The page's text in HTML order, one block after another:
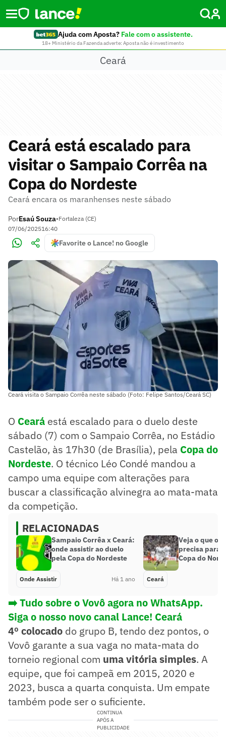
Ajuda com Aposta? Fale com o assistente.
18+ Ministério da Fazenda adverte: Aposta não é investimento
Ceará
Ceará está escalado para
visitar o Sampaio Corrêa na
Copa do Nordeste
Ceará encara os maranhenses neste sábado
PorEsaú Souza•Fortaleza (CE)
07/06/202516:40
Favorite o Lance! no Google
Ceará visita o Sampaio Corrêa neste sábado (Foto: Felipe Santos/Ceará SC)
O Ceará está escalado para o duelo deste
sábado (7) com o Sampaio Corrêa, no Estádio
Castelão, às 17h30 (de Brasília), pela Copa do
Nordeste. O técnico Léo Condé mandou a
campo uma equipe com alterações para
buscar a classificação alvinegra ao mata-mata
da competição.
RELACIONADAS
Sampaio Corrêa x Ceará:
onde assistir ao duelo
pela Copa do Nordeste
Onde Assistir Há 1 ano
Veja o que o
precisa para
Copa do
Ceará
➡️ Tudo sobre o Vovô agora no WhatsApp.
Siga o nosso novo canal Lance! Ceará
4º colocado do grupo B, tendo dez pontos, o
Vovô garante a sua vaga no mata-mata do
torneio regional com uma vitória simples. A
equipe, que foi campeã em 2015, 2020 e
2023, busca a quarta conquista. Um empate
também pode ser o suficiente.
CONTINUA
APÓS A
PUBLICIDADE